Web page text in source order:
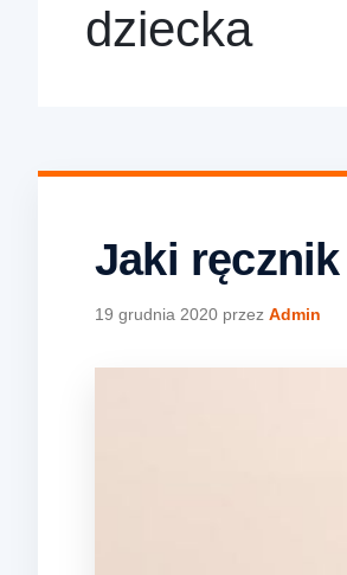
dziecka
Jaki
19 grudnia 2020 przez Admin